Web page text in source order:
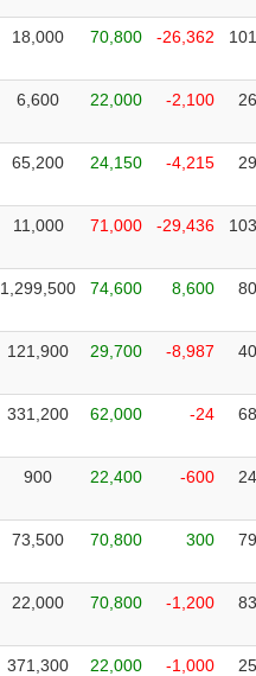
18,000 70,800 -26,362
6,600 22,000 -2,100
65,200 24,150 -4,215
11,000 71,000 -29,436
1,299,500 74,600 8,600
121,900 29,700 -8,987
331,200 62,000 -24
900 22,400 -600
73,500 70,800 300
22,000 70,800 -1,200
371,300 22,000 -1,000